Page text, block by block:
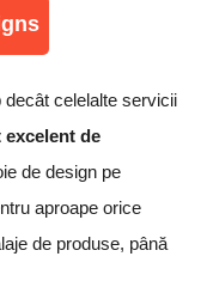
celelalte servicii
excelent de
de design pe
aproape orice
de produse, până